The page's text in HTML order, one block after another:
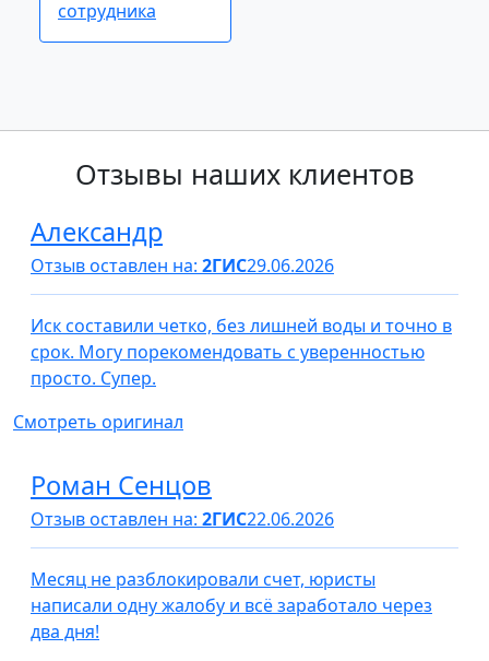
Отзывы наших клиентов
Александр
Отзыв оставлен на: 2ГИС29.06.2026
Иск составили четко, без лишней воды и точно в
срок. Могу порекомендовать с уверенностью
просто. Супер.
Смотреть оригинал
Роман Сенцов
Отзыв оставлен на: 2ГИС22.06.2026
Месяц не разблокировали счет, юристы
написали одну жалобу и всё заработало через
два дня!